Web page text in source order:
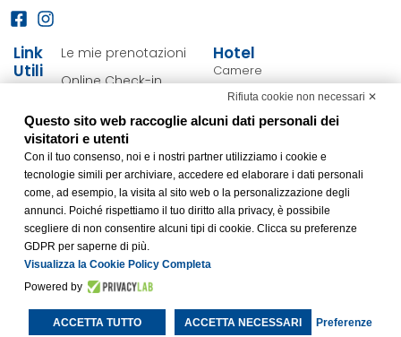
Link
Utili
Le mie prenotazioni
Online Check-in
Privacy Policy
FAQ
Dichiarazione di
accessibilità
Modifica preferenze
Cookie
Hotel
Camere
Servizi
Personalizza soggiorno
Gorizia & Dintorni
Realizzato daBWH Hotels Italia S.c.p.a. – Società Benefit ©
Reserved.
Rifiuta cookie non necessari ✕
Questo sito web raccoglie alcuni dati personali dei
visitatori e utenti
Con il tuo consenso, noi e i nostri partner utilizziamo i cookie e
tecnologie simili per archiviare, accedere ed elaborare i dati personali
come, ad esempio, la visita al sito web o la personalizzazione degli
annunci. Poiché rispettiamo il tuo diritto alla privacy, è possibile
scegliere di non consentire alcuni tipi di cookie. Clicca su preferenze
GDPR per saperne di più.
Visualizza la Cookie Policy Completa
Powered by
ACCETTA TUTTO ACCETTA NECESSARI Preferenze